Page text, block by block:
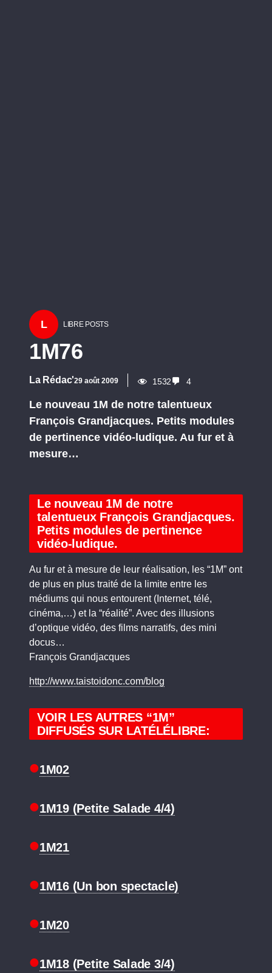
L LIBRE POSTS
1M76
La Rédac'29 août 2009 1532 4
Le nouveau 1M de notre talentueux
François Grandjacques. Petits modules
de pertinence vidéo-ludique. Au fur et à
mesure…
Le nouveau 1M de notre
talentueux François Grandjacques.
Petits modules de pertinence
vidéo-ludique.
Au fur et à mesure de leur réalisation, les “1M” ont
de plus en plus traité de la limite entre les
médiums qui nous entourent (Internet, télé,
cinéma,…) et la “réalité”. Avec des illusions
d’optique vidéo, des films narratifs, des mini
docus…
François Grandjacques
http://www.taistoidonc.com/blog
VOIR LES AUTRES “1M”
DIFFUSÉS SUR LATÉLÉLIBRE:
1M02
1M19 (Petite Salade 4/4)
1M21
1M16 (Un bon spectacle)
1M20
1M18 (Petite Salade 3/4)